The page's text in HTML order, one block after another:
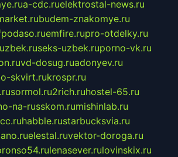
a-cdc.ruelektrostal-news.ru
budem-znakomye.ru
emfire.rupro-otdelky.ru
seks-uzbek.ruporno-vk.ru
vd-dosug.ruadonyev.ru
skvirt.rukrospr.ru
sormol.ru2rich.ruhostel-65.ru
na-russkom.rumishinlab.ru
habble.rustarbucksvia.ru
elestal.ruvektor-doroga.ru
lenasever.rulovinskix.ru